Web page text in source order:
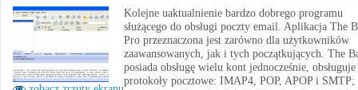
Kolejne uaktualnienie bardzo dobrego programu
służącego do obsługi poczty email. Aplikacja The
Pro przeznaczona jest zarówno dla użytkowników
zaawansowanych, jak i tych początkujących. The
posiada obsługę wielu kont jednocześnie, obsługuje
protokoły pocztowe: IMAP4, POP, APOP i SMTP;